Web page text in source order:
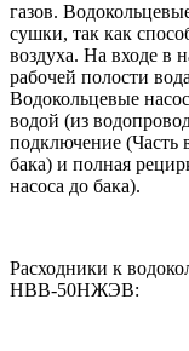
газов.
сушки, так как
воздуха. На входе в
рабочей полости
Водокольцевые
водой (из
подключение (Часть
бака) и полная
насоса до бака).
Расходники к
НВВ-50НЖЭВ: